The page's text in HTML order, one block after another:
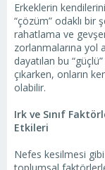
Erkeklerin
“çözüm” odaklı bir
rahatlama ve
zorlanmalarına yol
dayatılan bu
çıkarken, onların
olabilir.
Irk ve Sınıf
Etkileri
Nefes kesilmesi gibi